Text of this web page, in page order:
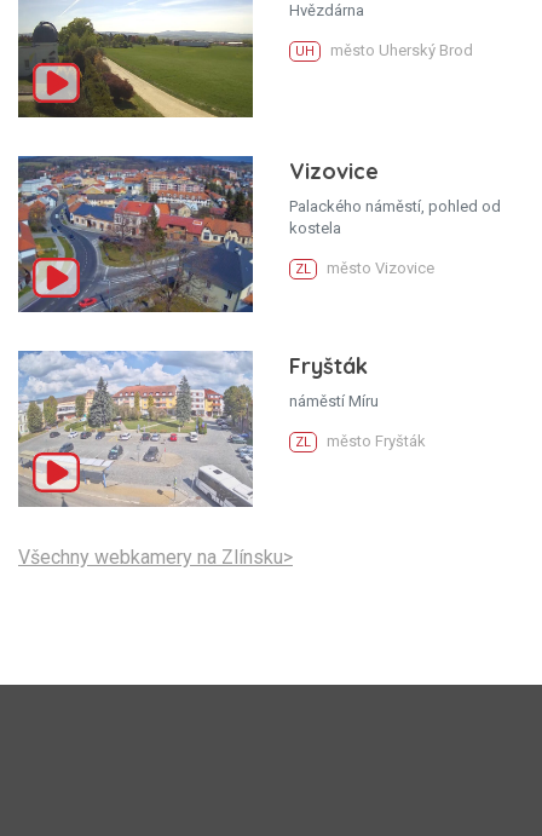
Hvězdárna
UH město Uherský Brod
Vizovice
Palackého náměstí, pohled od
kostela
ZL město Vizovice
Fryšták
náměstí Míru
ZL město Fryšták
Všechny webkamery na Zlínsku>